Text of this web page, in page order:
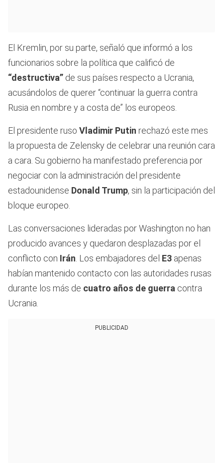
El Kremlin, por su parte, señaló que informó a los
funcionarios sobre la política que calificó de
“destructiva” de sus países respecto a Ucrania,
acusándolos de querer “continuar la guerra contra
Rusia en nombre y a costa de” los europeos.
El presidente ruso Vladimir Putin rechazó este mes
la propuesta de Zelensky de celebrar una reunión cara
a cara. Su gobierno ha manifestado preferencia por
negociar con la administración del presidente
estadounidense Donald Trump, sin la participación del
bloque europeo.
Las conversaciones lideradas por Washington no han
producido avances y quedaron desplazadas por el
conflicto con Irán . Los embajadores del E3 apenas
habían mantenido contacto con las autoridades rusas
durante los más de cuatro años de guerra contra
Ucrania.
PUBLICIDAD